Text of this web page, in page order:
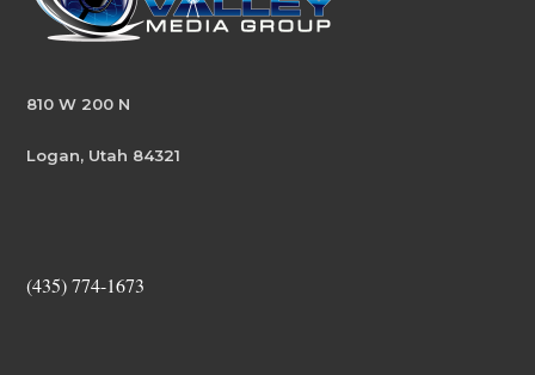
810 W 200 N
Logan, Utah 84321
(435) 774-1673